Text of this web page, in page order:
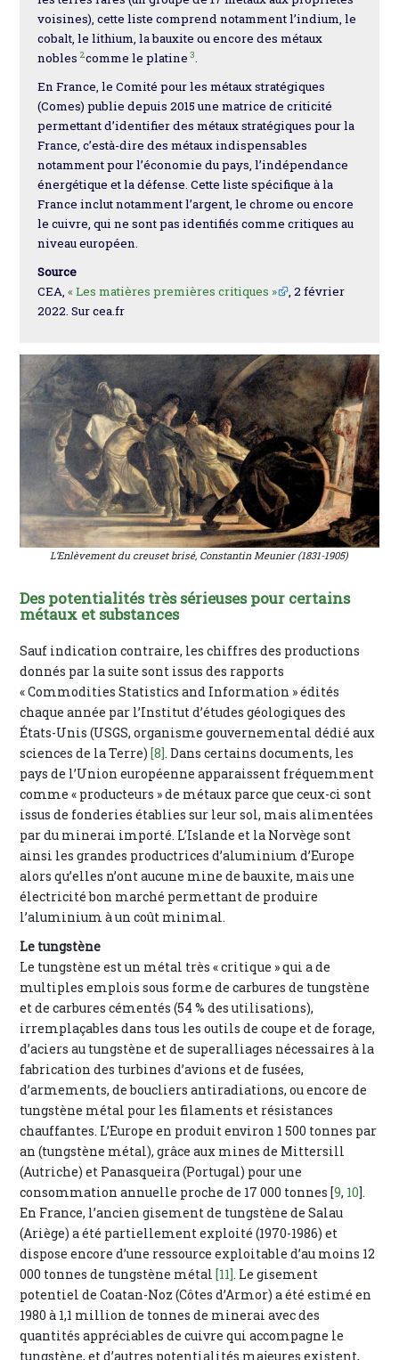
voisines), cette liste comprend notamment l’indium, le
cobalt, le lithium, la bauxite ou encore des métaux
nobles 2comme le platine 3.
En France, le Comité pour les métaux stratégiques
(Comes) publie depuis 2015 une matrice de criticité
permettant d’identifier des métaux stratégiques pour la
France, c’està-dire des métaux indispensables
notamment pour l’économie du pays, l’indépendance
énergétique et la défense. Cette liste spécifique à la
France inclut notamment l’argent, le chrome ou encore
le cuivre, qui ne sont pas identifiés comme critiques au
niveau européen.
Source
CEA,« Les matières premières critiques »
, 2 février
2022. Sur cea.fr
L’Enlèvement du creuset brisé, Constantin Meunier (1831-1905)
Des potentialités très sérieuses pour certains
métaux et substances
Sauf indication contraire, les chiffres des productions
donnés par la suite sont issus des rapports
« Commodities Statistics and Information » édités
chaque année par l’Institut d’études géologiques des
États-Unis (USGS, organisme gouvernemental dédié aux
sciences de la Terre)[8]. Dans certains documents, les
pays de l’Union européenne apparaissent fréquemment
comme « producteurs » de métaux parce que ceux-ci sont
issus de fonderies établies sur leur sol, mais alimentées
par du minerai importé. L’Islande et la Norvège sont
ainsi les grandes productrices d’aluminium d’Europe
alors qu’elles n’ont aucune mine de bauxite, mais une
électricité bon marché permettant de produire
l’aluminium à un coût minimal.
Le tungstène
Le tungstène est un métal très « critique » qui a de
multiples emplois sous forme de carbures de tungstène
et de carbures cémentés (54 % des utilisations),
irremplaçables dans tous les outils de coupe et de forage,
d’aciers au tungstène et de superalliages nécessaires à la
fabrication des turbines d’avions et de fusées,
d’armements, de boucliers antiradiations, ou encore de
tungstène métal pour les filaments et résistances
chauffantes. L’Europe en produit environ 1 500 tonnes par
an (tungstène métal), grâce aux mines de Mittersill
(Autriche) et Panasqueira (Portugal) pour une
consommation annuelle proche de 17 000 tonnes [9, 10].
En France, l’ancien gisement de tungstène de Salau
(Ariège) a été partiellement exploité (1970-1986) et
dispose encore d’une ressource exploitable d’au moins 12
000 tonnes de tungstène métal[11]. Le gisement
potentiel de Coatan-Noz (Côtes d’Armor) a été estimé en
1980 à 1,1 million de tonnes de minerai avec des
quantités appréciables de cuivre qui accompagne le
tungstène, et d’autres potentialités majeures existent,